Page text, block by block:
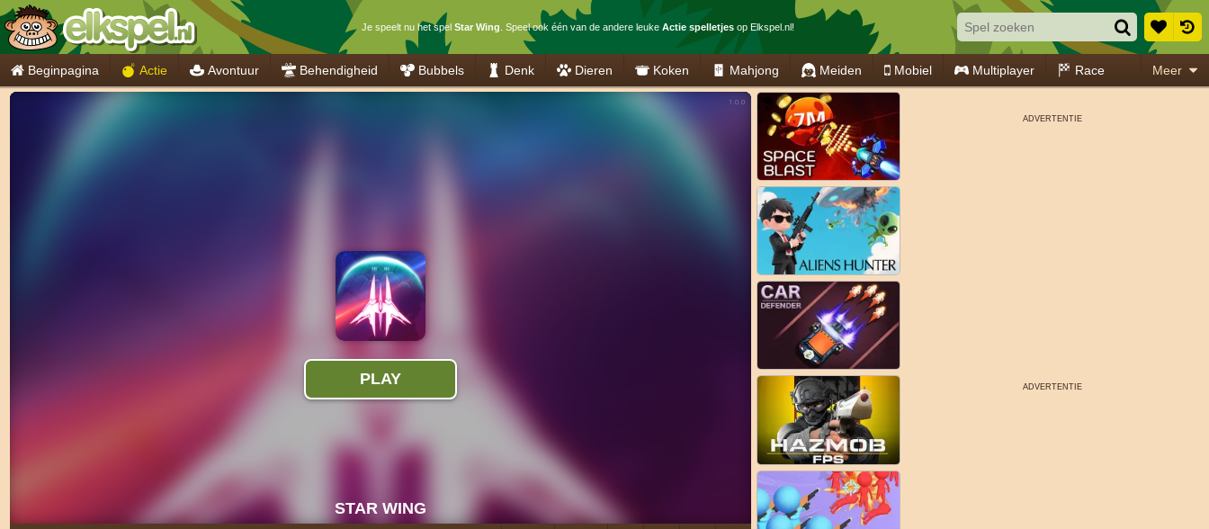
Je speelt nu het spel Star Wing . Speel ook één van de andere leuke Actie spelletjes op Elkspel.nl!
Beginpagina Actie Avontuur Behendigheid Bubbels Denk Dieren Koken Mahjong Meiden Mobiel Multiplayer Race Meer